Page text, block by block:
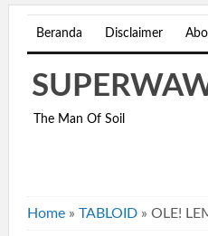
Beranda Disclaimer
The Man Of Soil
Home » TABLOID » OLE!